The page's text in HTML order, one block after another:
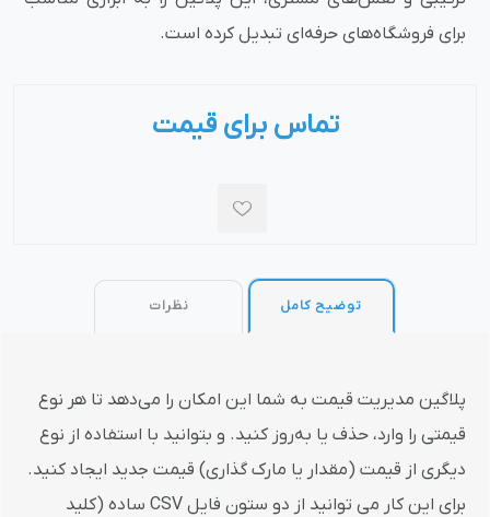
برای فروشگاه‌های حرفه‌ای تبدیل کرده است.
تماس برای قیمت
توضیح کامل نظرات
پلاگین مدیریت قیمت به شما این امکان را می‌دهد تا هر نوع
قیمتی را وارد، حذف یا به‌روز کنید. و بتوانید با استفاده از نوع
دیگری از قیمت (مقدار یا مارک گذاری) قیمت جدید ایجاد کنید.
برای این کار می توانید از دو ستون فایل CSV ساده (کلید